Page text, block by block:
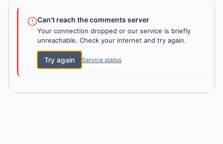
Can't reach the comments server
Your connection dropped or our service is briefly
unreachable. Check your internet and try again.
Try again Service status